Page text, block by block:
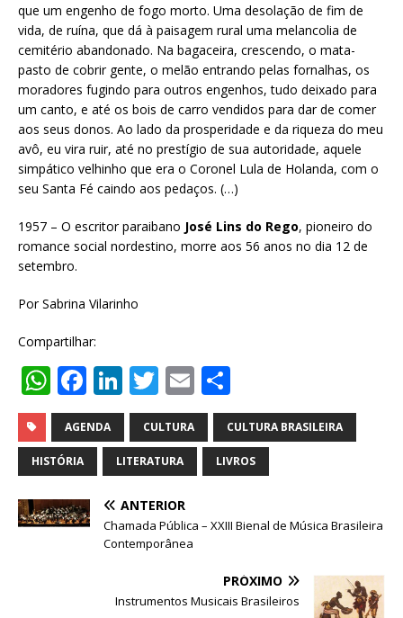
que um engenho de fogo morto. Uma desolação de fim de
vida, de ruína, que dá à paisagem rural uma melancolia de
cemitério abandonado. Na bagaceira, crescendo, o mata-
pasto de cobrir gente, o melão entrando pelas fornalhas, os
moradores fugindo para outros engenhos, tudo deixado para
um canto, e até os bois de carro vendidos para dar de comer
aos seus donos. Ao lado da prosperidade e da riqueza do meu
avô, eu vira ruir, até no prestígio de sua autoridade, aquele
simpático velhinho que era o Coronel Lula de Holanda, com o
seu Santa Fé caindo aos pedaços. (…)
1957 – O escritor paraibano José Lins do Rego, pioneiro do
romance social nordestino, morre aos 56 anos no dia 12 de
setembro.
Por Sabrina Vilarinho
Compartilhar:
W
h
at
s
A
p
F
a
c
e
b
o
o
Li
n
k
e
dI
n
T
w
it
te
r
E
m
ai
l
h
ar
e
AGENDA CULTURA CULTURA BRASILEIRA
HISTÓRIA LITERATURA LIVROS
ANTERIOR
Chamada Pública – XXIII Bienal de Música Brasileira
Contemporânea
PRÓXIMO
Instrumentos Musicais Brasileiros